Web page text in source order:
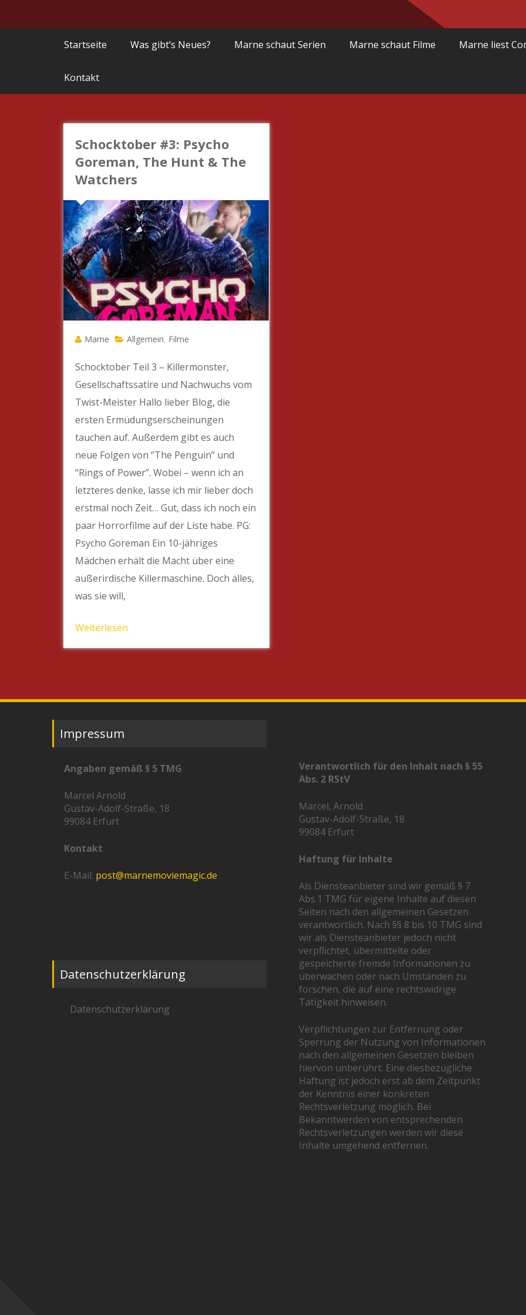
Startseite Was gibt’s Neues? Marne schaut Serien Marne schaut Filme Marne liest
Kontakt
Schocktober #3: Psycho
Goreman, The Hunt & The
Watchers
Marne Allgemein Filme
Schocktober Teil 3 – Killermonster,
Gesellschaftssatire und Nachwuchs vom
Twist-Meister Hallo lieber Blog, die
ersten Ermüdungserscheinungen
tauchen auf. Außerdem gibt es auch
neue Folgen von “The Penguin” und
“Rings of Power”. Wobei – wenn ich an
letzteres denke, lasse ich mir lieber doch
erstmal noch Zeit… Gut, dass ich noch ein
paar Horrorfilme auf der Liste habe. PG:
Psycho Goreman Ein 10-jähriges
Mädchen erhält die Macht über eine
außerirdische Killermaschine. Doch alles,
was sie will,
Weiterlesen
Impressum
Angaben gemäß § 5 TMG
Marcel Arnold
Gustav-Adolf-Straße, 18
99084 Erfurt
Kontakt
E-Mail: post@marnemoviemagic.de
Datenschutzerklärung
Datenschutzerklärung
Verantwortlich für den Inhalt nach § 55
Abs. 2 RStV
Marcel, Arnold
Gustav-Adolf-Straße, 18
99084 Erfurt
Haftung für Inhalte
Als Diensteanbieter sind wir gemäß § 7
Abs.1 TMG für eigene Inhalte auf diesen
Seiten nach den allgemeinen Gesetzen
verantwortlich. Nach §§ 8 bis 10 TMG sind
wir als Diensteanbieter jedoch nicht
verpflichtet, übermittelte oder
gespeicherte fremde Informationen zu
überwachen oder nach Umständen zu
forschen, die auf eine rechtswidrige
Tätigkeit hinweisen.
Verpflichtungen zur Entfernung oder
Sperrung der Nutzung von Informationen
nach den allgemeinen Gesetzen bleiben
hiervon unberührt. Eine diesbezügliche
Haftung ist jedoch erst ab dem Zeitpunkt
der Kenntnis einer konkreten
Rechtsverletzung möglich. Bei
Bekanntwerden von entsprechenden
Rechtsverletzungen werden wir diese
Inhalte umgehend entfernen.